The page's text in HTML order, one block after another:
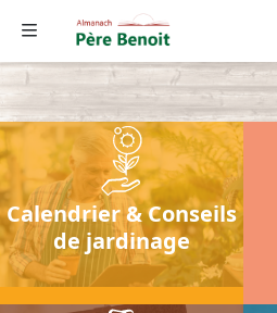
Calendrier & Conseils
de jardinage